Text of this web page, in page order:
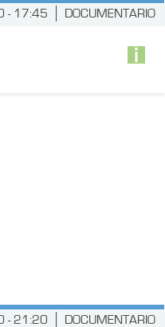
DOCUMENTARIO
- 17:45
DOCUMENTARIO
- 21:20